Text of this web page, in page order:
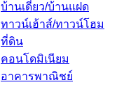
บ้านเดี่ยว/บ้านแฝด
ทาวน์เฮ้าส์/ทาวน์โฮม
ที่ดิน
คอนโดมิเนียม
อาคารพาณิชย์